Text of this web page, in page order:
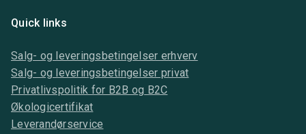
Quick links
Salg- og leveringsbetingelser erhverv
Salg- og leveringsbetingelser privat
Privatlivspolitik for B2B og B2C
Økologicertifikat
Leverandørservice